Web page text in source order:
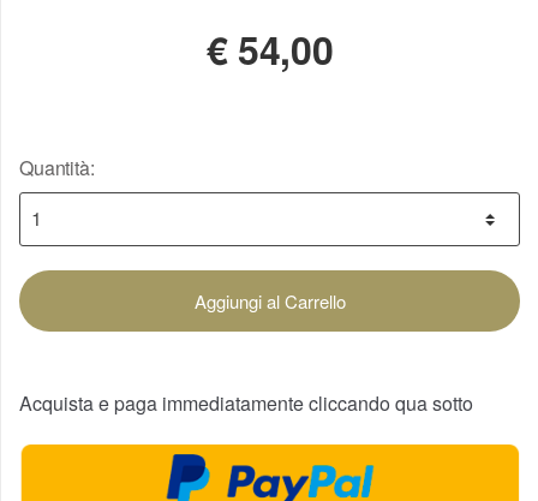
€54,00
Quantità:
Aggiungi al Carrello
Acquista e paga immediatamente cliccando qua sotto